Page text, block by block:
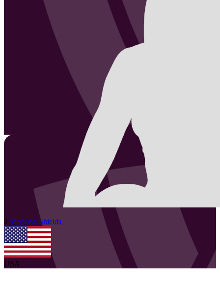
2 Madison Shields
USA